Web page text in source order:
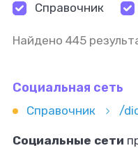
Справочник
Найдено 445
Социальная сеть
Справочник /
Социальные сети